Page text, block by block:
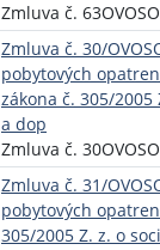
Zmluva č.
Zmluva č. 30/
pobytových
zákona č. 305/
a dop
Zmluva č.
Zmluva č. 31/
pobytových
305/2005 Z. z. o